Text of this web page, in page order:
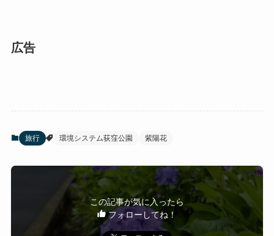
広告
旅行 環境システム荻窪公園 紫陽花
この記事が気に入ったら
フォローしてね！